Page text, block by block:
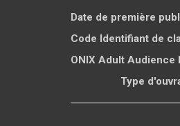
Type